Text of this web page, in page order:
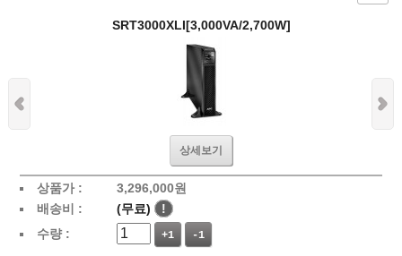
SRT3000XLI[3,000VA/2,700W]
상세보기
상품가 : 3,296,000원
배송비 :
(무료)
!
수량 :
+1 -1